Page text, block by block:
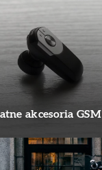
akcesoria GSM